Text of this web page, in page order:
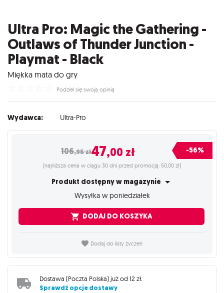
Ultra Pro: Magic the Gathering -
Outlaws of Thunder Junction -
Playmat - Black
Miękka mata do gry
Podziel się swoją opinią
Wydawca: Ultra-Pro
106,95zł47,00 zł -56%
(najniższa cena w ciągu 30 dni przed promocją: 50,00 zł)
Produkt dostępny w magazynie
Wysyłka w poniedziałek
DODAJ DO KOSZYKA
Dodaj do listy życzeń
Dostawa (Poczta Polska) już od 12 zł.
Sprawdź opcje dostawy